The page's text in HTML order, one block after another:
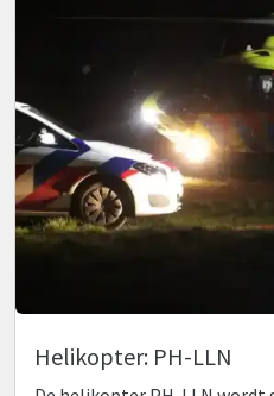
Helikopter: PH-LLN